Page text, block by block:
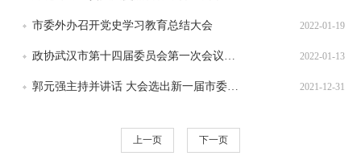
市委外办召开党史学习教育总结大会 2022-01-19
2022-01-13
2021-12-31
上一页 下一页